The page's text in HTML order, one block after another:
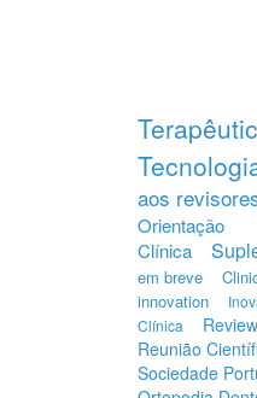
aos
Orientação
Clínica
em breve
innovation
Clínica
Reunião
Sociedade